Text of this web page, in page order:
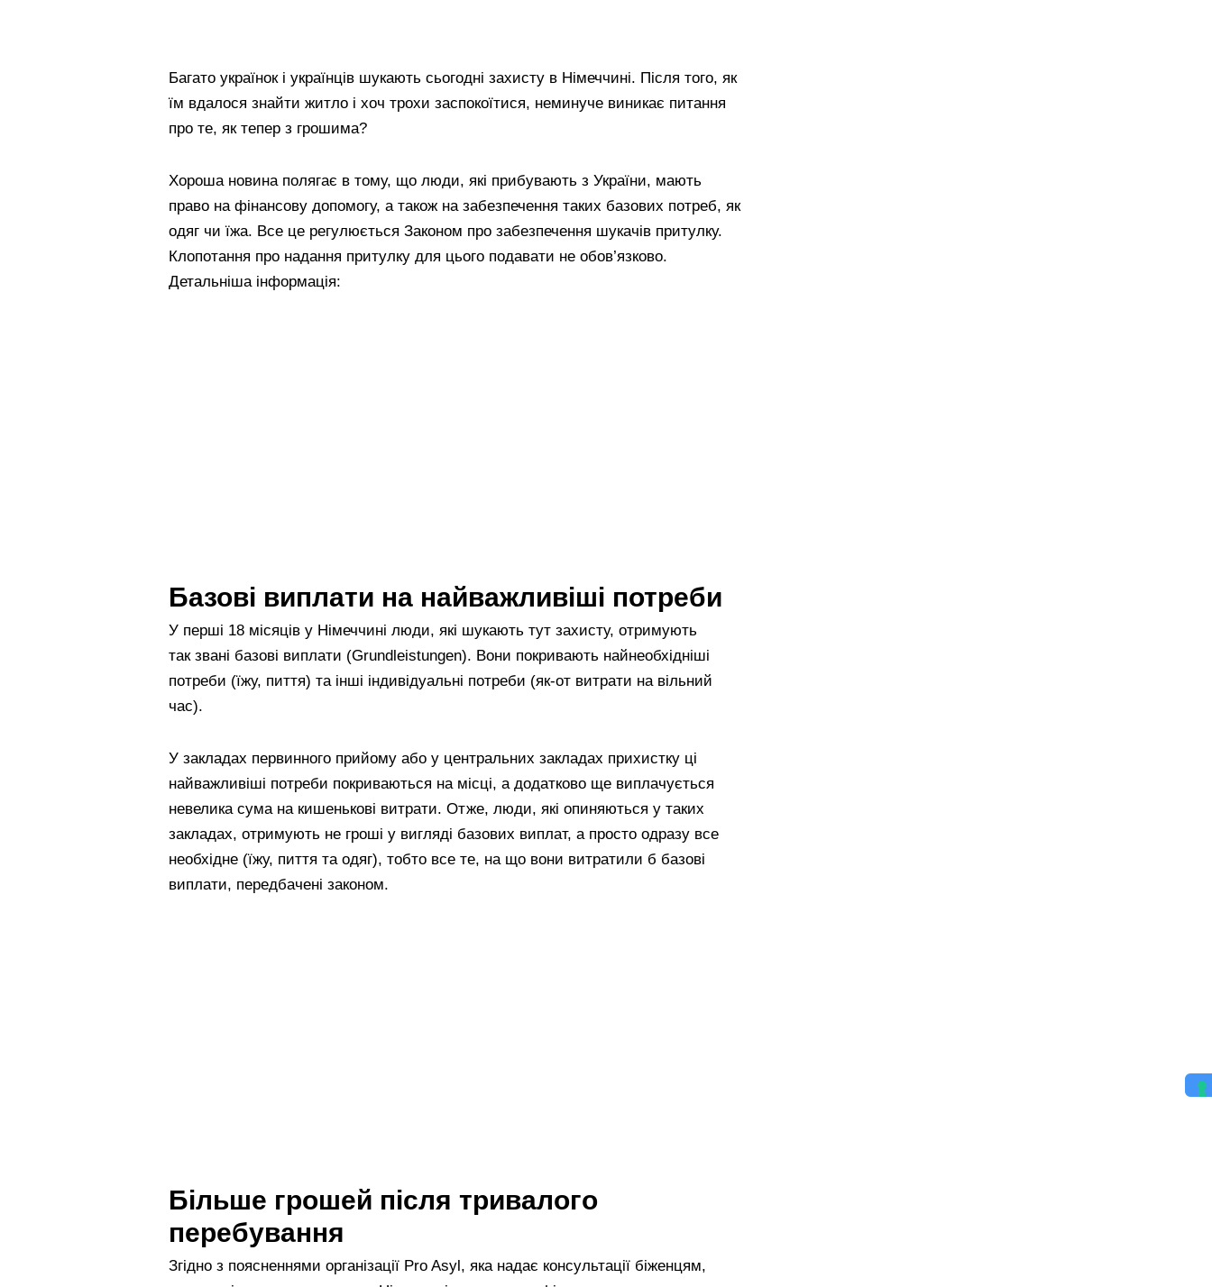
Багато українок і українців шукають сьогодні захисту в Німеччині. Після того, як
їм вдалося знайти житло і хоч трохи заспокоїтися, неминуче виникає питання
про те, як тепер з грошима?
Хороша новина полягає в тому, що люди, які прибувають з України, мають
право на фінансову допомогу, а також на забезпечення таких базових потреб, як
одяг чи їжа. Все це регулюється Законом про забезпечення шукачів притулку.
Клопотання про надання притулку для цього подавати не обов’язково.
Детальніша інформація:
Базові виплати на найважливіші потреби
У перші 18 місяців у Німеччині люди, які шукають тут захисту, отримують
так звані базові виплати (Grundleistungen). Вони покривають найнеобхідніші
потреби (їжу, пиття) та інші індивідуальні потреби (як-от витрати на вільний
час).
У закладах первинного прийому або у центральних закладах прихистку ці
найважливіші потреби покриваються на місці, а додатково ще виплачується
невелика сума на кишенькові витрати. Отже, люди, які опиняються у таких
закладах, отримують не гроші у вигляді базових виплат, а просто одразу все
необхідне (їжу, пиття та одяг), тобто все те, на що вони витратили б базові
виплати, передбачені законом.
Більше грошей після тривалого
перебування
Згідно з поясненнями організації Pro Asyl, яка надає консультації біженцям,